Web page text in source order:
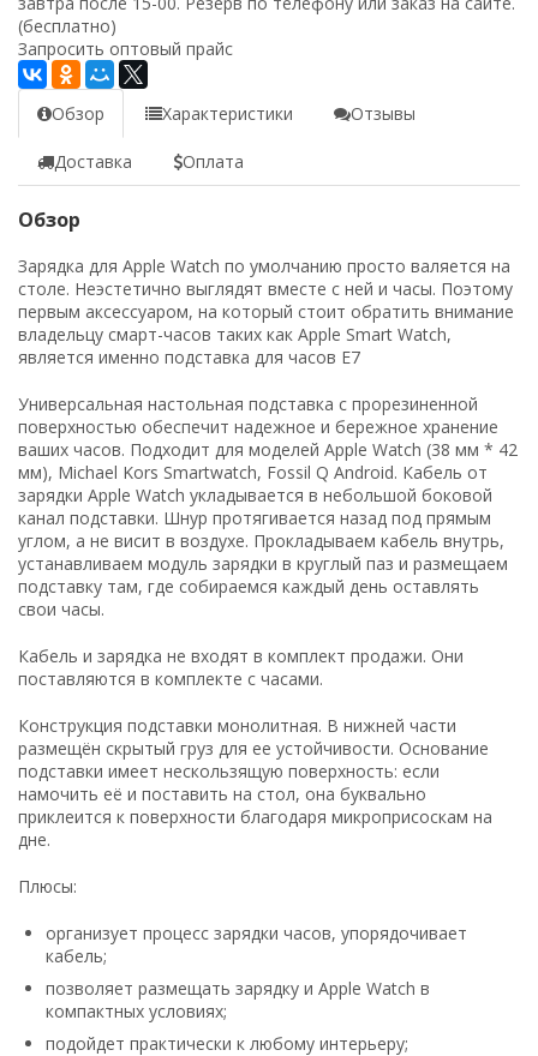
(бесплатно)
Запросить оптовый прайс
Обзор Характеристики Отзывы
Доставка Оплата
Обзор
Зарядка для Apple Watch по умолчанию просто валяется на
столе. Неэстетично выглядят вместе с ней и часы. Поэтому
первым аксессуаром, на который стоит обратить внимание
владельцу смарт-часов таких как Apple Smart Watch,
является именно подставка для часов E7
Универсальная настольная подставка с прорезиненной
поверхностью обеспечит надежное и бережное хранение
ваших часов. Подходит для моделей Apple Watch (38 мм * 42
мм), Michael Kors Smartwatch, Fossil Q Android. Кабель от
зарядки Apple Watch укладывается в небольшой боковой
канал подставки. Шнур протягивается назад под прямым
углом, а не висит в воздухе. Прокладываем кабель внутрь,
устанавливаем модуль зарядки в круглый паз и размещаем
подставку там, где собираемся каждый день оставлять
свои часы.
Кабель и зарядка не входят в комплект продажи. Они
поставляются в комплекте с часами.
Конструкция подставки монолитная. В нижней части
размещён скрытый груз для ее устойчивости. Основание
подставки имеет нескользящую поверхность: если
намочить её и поставить на стол, она буквально
приклеится к поверхности благодаря микроприсоскам на
дне.
Плюсы:
организует процесс зарядки часов, упорядочивает
кабель;
позволяет размещать зарядку и Apple Watch в
компактных условиях;
подойдет практически к любому интерьеру;